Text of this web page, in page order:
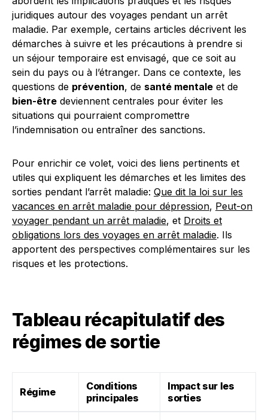
juridiques autour des voyages pendant un arrêt
maladie. Par exemple, certains articles décrivent les
démarches à suivre et les précautions à prendre si
un séjour temporaire est envisagé, que ce soit au
sein du pays ou à l’étranger. Dans ce contexte, les
questions de prévention, de santé mentale et de
bien-être deviennent centrales pour éviter les
situations qui pourraient compromettre
l’indemnisation ou entraîner des sanctions.
Pour enrichir ce volet, voici des liens pertinents et
utiles qui expliquent les démarches et les limites des
sorties pendant l’arrêt maladie: Que dit la loi sur les
vacances en arrêt maladie pour dépression, Peut-on
voyager pendant un arrêt maladie, et Droits et
obligations lors des voyages en arrêt maladie. Ils
apportent des perspectives complémentaires sur les
risques et les protections.
Tableau récapitulatif des
régimes de sortie
Régime
Conditions
principales
Impact sur les
sorties